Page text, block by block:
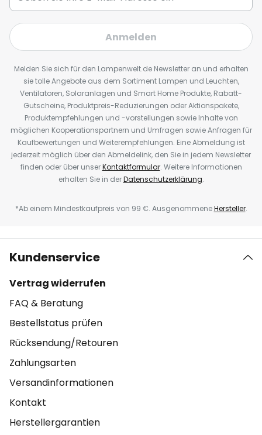
Anmelden
Melden Sie sich für den Lampenwelt.de Newsletter an und erhalten
sie tolle Angebote aus dem Sortiment Lampen und Leuchten,
Ventilatoren, Solaranlagen und Smart Home Produkte, Rabatt-
Gutscheine, Produktpreis-Reduzierungen oder Aktionspakete,
Produktempfehlungen und -vorstellungen sowie Inhalte von
möglichen Kooperationspartnern und Umfragen sowie Anfragen für
Kaufbewertungen und Weiterempfehlungen. Eine Abmeldung ist
jederzeit möglich über den Abmeldelink, den Sie in jedem Newsletter
finden oder über unserKontaktformular. Weitere Informationen
erhalten Sie in derDatenschutzerklärung.
*Ab einem Mindestkaufpreis von 99 €. AusgenommeneHersteller.
Kundenservice
Vertrag widerrufen
FAQ & Beratung
Bestellstatus prüfen
Rücksendung/Retouren
Zahlungsarten
Versandinformationen
Kontakt
Herstellergarantien